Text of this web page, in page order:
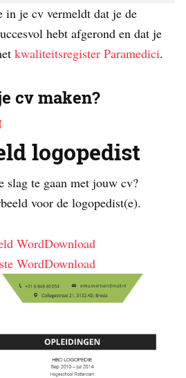
je cv vermeldt dat je de
hebt afgerond en dat je
kwaliteitsregister Paramedici.
cv maken?
logopedist
slag te gaan met jouw cv?
voor de logopedist(e).
WordDownload
WordDownload